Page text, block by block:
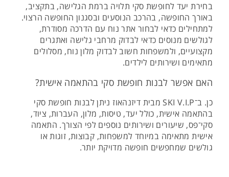
בחירת יעד לחופשת סקי תלויה ברמת הגלישה, בתקציב,
באורך החופשה, בהרכב הנוסעים ובסגנון החופשה הרצוי.
למתחילים כדאי לבחור אתר נוח עם הדרכה מסודרת,
לגולשים מנוסים כדאי לבדוק מרחבי גלישה ואתגרים
מקצועיים, ולמשפחות חשוב לבדוק מלון נוח, מסלולים
מתאימים ושירותים לילדים.
האם אפשר לבנות חופשת סקי בהתאמה אישית?
כן. ב־SKI V.I.P מבית דיזנהאוז ניתן לבנות חופשת סקי
בהתאמה אישית, כולל יעד, טיסות, מלון, העברות, ציוד,
סקי־פס, שיעורים ושירותים נוספים לפי הצורך. התאמה
אישית מתאימה במיוחד למשפחות, קבוצות, זוגות או
גולשים שמחפשים חופשה מדויקת יותר.